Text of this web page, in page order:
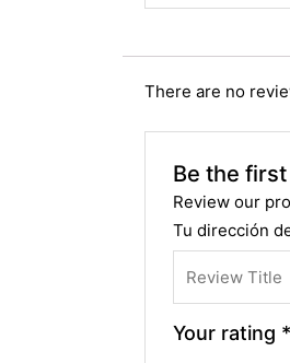
There are no
Be the first
Review our
Tu dirección
Your rating *